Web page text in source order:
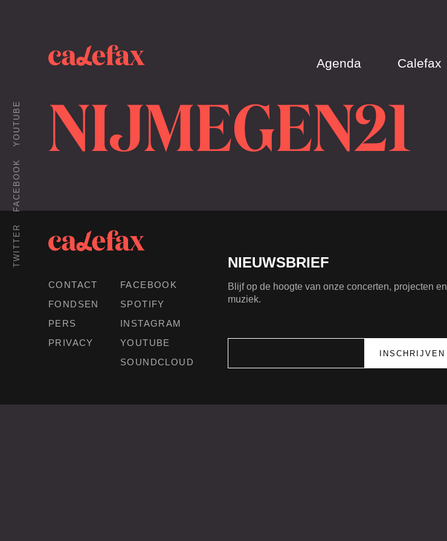
Agenda Calefax
TWITTER
FACEBOOK
YOUTUBE NIJMEGEN21
CONTACT
FONDSEN
PERS
PRIVACY
FACEBOOK
SPOTIFY
INSTAGRAM
YOUTUBE
SOUNDCLOUD
NIEUWSBRIEF
Blijf op de hoogte van onze concerten, projecten en
muziek.